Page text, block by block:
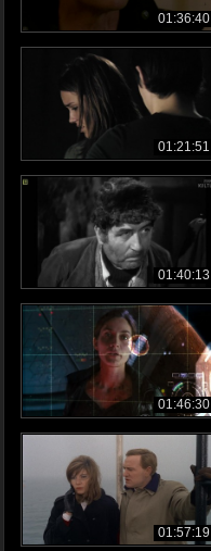
01:36:40
01:21:51
01:40:13
01:46:30
01:57:19